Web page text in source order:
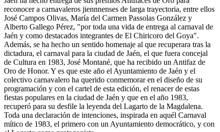
reconocer a carnavaleros jiennnenses de larga trayectoria, entre ellos
José Campos Olivas, María del Carmen Passolas González y
Alberto Gallego Pérez, "por toda una vida de entrega al carnaval de
Jaén y como destacados integrantes de El Chiricoro del Goya".
Además, se ha hecho un sentido homenaje al que recuperara tras la
dictadura, el carnaval para la ciudad de Jaén, el que fuera concejal
de Cultura en 1983, José Montané, que ha recibido un Antifaz de
Oro de Honor. Y es que este año el Ayuntamiento de Jaén y el
colectivo carnavalero ha querido conmemorar en el diseño de su
programación y con el cartel de esta edición, el renacer de estas
fiestas populares en la ciudad de Jaén y que en el año 1983,
recuperó para su desfile la leyenda del Lagarto de la Magdalena.
Toda una declaración de intenciones, inspirada en aquél Carnaval
mítico de 1983, el primero con un Ayuntamiento democrático, y con